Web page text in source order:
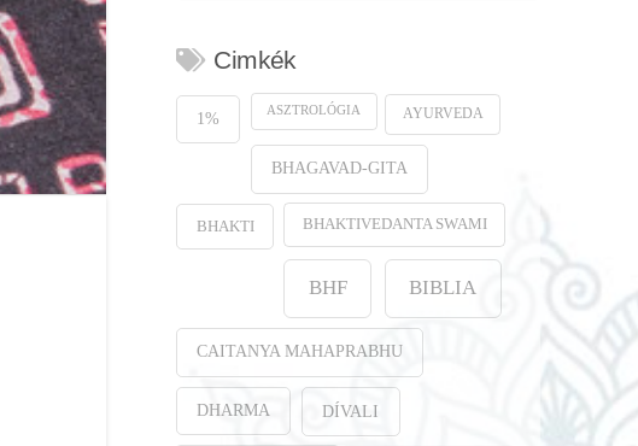
Cimkék
1% ASZTROLÓGIA AYURVEDA
BHAGAVAD-GITA
BHAKTI BHAKTIVEDANTA SWAMI
BHF BIBLIA
CAITANYA MAHAPRABHU
DHARMA DÍVALI